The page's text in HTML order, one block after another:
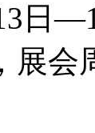
日
展